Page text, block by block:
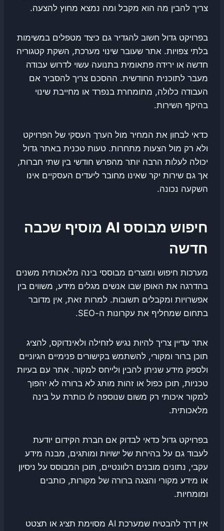
צריך להבין מה הוא מקבל ומה נמצא מחוץ להצעה.
בפרויקט גדול חשוב להגדיר גם כיצד מטפלים במשימות
בלתי צפויות. אתר שעובר שינוי מערכת, השקת קטגוריה
חדשה או ירידה פתאומית בתנועה עשוי לדרוש עבודה
מעבר לתוכנית החודשית. ההסכם צריך להסביר אם
העבודה כלולה, מתומחרת בנפרד או מחייבת שינוי
בהיקף השירות.
כדאי לבחון את המחיר מול הערך העסקי של הפרויקט
ולא רק מול הצעות מתחרות. טעות טכנית באתר גדול
יכולה לעלות הרבה יותר מהפרש חודשי בין שתי חברות,
אך גם שירות יקר שאינו מחובר ליעדים העסקיים אינו
השקעה נכונה.
חיפוש מבוסס AI מוסיף שכבה
חדשה
מערכות חיפוש ומוצרים מבוססי בינה מלאכותית משנים
בהדרגה את האופן שבו אנשים מגלים מידע, משווים בין
אפשרויות ומקבלים תשובות. למרות זאת, אין מדובר
בתחום שמחליף את עקרונות ה-SEO.
אתר עדיין צריך להיות נגיש לזחילה ולאינדוקס, להציג
תוכן ברור ומקורי, להשתמש בקישורים פנימיים הגיוניים
ולספק מידע שניתן להבין ולייחס למקור. אתר עם בעיות
טכניות, תוכן כפול או זהות מותג לא ברורה לא יהפוך
למקור איכותי רק משום שנוספה לו כותרת על בינה
מלאכותית.
בפרויקט גדול כדאי לבדוק אם חברת הקידום יודעת
לעבוד גם על בהירות של ישויות ומותגים, מבנה מידע
עקבי, נתונים מובנים רלוונטיים, תוכן המבוסס על ניסיון
או מידע מקורי והצגה ברורה של מקורות, כותבים
ומומחיות.
אין דרך להבטיח שמערכת AI מסוימת תציג או תצטט